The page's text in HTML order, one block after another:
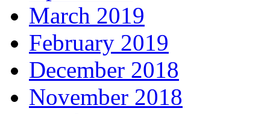
March 2019
February 2019
December 2018
November 2018